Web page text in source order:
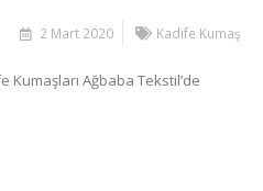
2 Mart 2020 Kadife Kumaş
Ağbaba Tekstil’de